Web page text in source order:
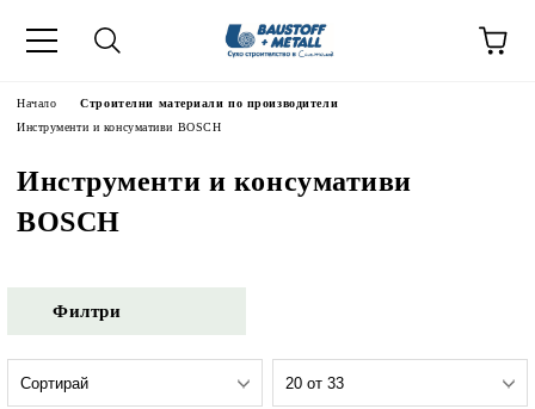
Начало
Строителни материали по производители
Инструменти и консумативи BOSCH
Инструменти и консумативи
BOSCH
Филтри